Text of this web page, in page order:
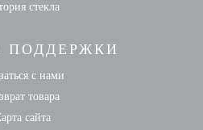
стекла
ПОДДЕРЖКИ
с нами
товара
сайта